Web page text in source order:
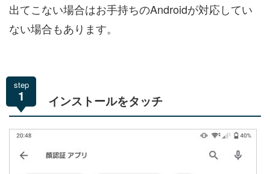
出てこない場合はお手持ちのAndroidが対応してい
ない場合もあります。
step
1 インストールをタッチ